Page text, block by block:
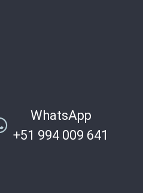
WhatsApp
+51 994 009 641